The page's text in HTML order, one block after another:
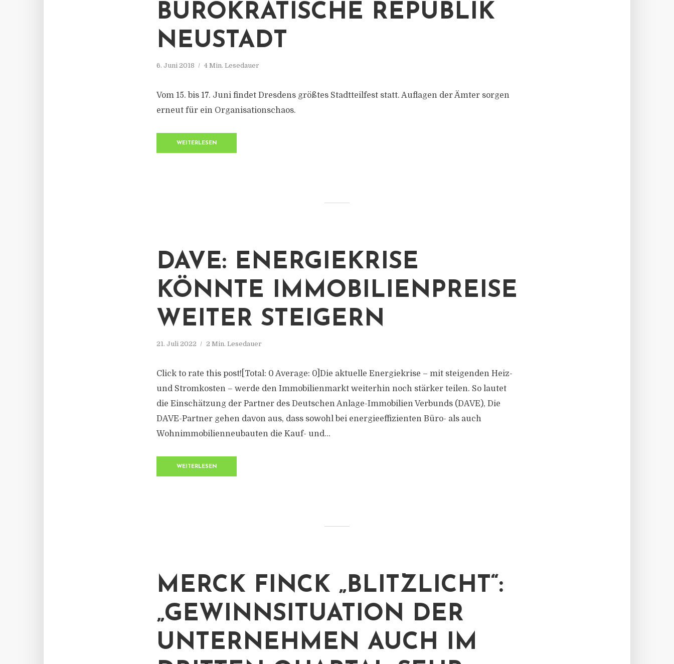
BÜROKRATISCHE REPUBLIK
NEUSTADT
6. Juni 2018 4 Min. Lesedauer
Vom 15. bis 17. Juni findet Dresdens größtes Stadtteilfest statt. Auflagen der Ämter sorgen
erneut für ein Organisationschaos.
WEITERLESEN
DAVE: ENERGIEKRISE
KÖNNTE IMMOBILIENPREISE
WEITER STEIGERN
21. Juli 2022 2 Min. Lesedauer
Click to rate this post![Total: 0 Average: 0]Die aktuelle Energiekrise – mit steigenden Heiz-
und Stromkosten – werde den Immobilienmarkt weiterhin noch stärker teilen. So lautet
die Einschätzung der Partner des Deutschen Anlage-Immobilien Verbunds (DAVE), Die
DAVE-Partner gehen davon aus, dass sowohl bei energieeffizienten Büro- als auch
Wohnimmobilienneubauten die Kauf- und...
WEITERLESEN
MERCK FINCK „BLITZLICHT“:
„GEWINNSITUATION DER
UNTERNEHMEN AUCH IM